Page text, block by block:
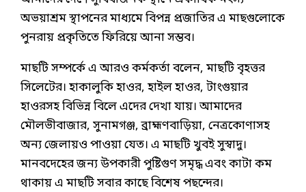
অভয়াশ্রম স্থাপনের মাধ্যমে বিপন্ন প্রজাতির এ মাছগুলোকে
পুনরায় প্রকৃতিতে ফিরিয়ে আনা সম্ভব।
মাছটি সম্পর্কে এ আরও কর্মকর্তা বলেন, মাছটি বৃহত্তর
সিলেটের। হাকালুকি হাওর, হাইল হাওর, টাংগুয়ার
হাওরসহ বিভিন্ন বিলে এদের দেখা যায়। আমাদের
মৌলভীবাজার, সুনামগঞ্জ, ব্রাহ্মণবাড়িয়া, নেত্রকোণাসহ
অন্য জেলায়ও পাওয়া যেত। এ মাছটি খুবই সুস্বাদু।
মানবদেহের জন্য উপকারী পুষ্টিগুণ সমৃদ্ধ এবং কাটা কম
থাকায় এ মাছটি সবার কাছে বিশেষ পছন্দের।